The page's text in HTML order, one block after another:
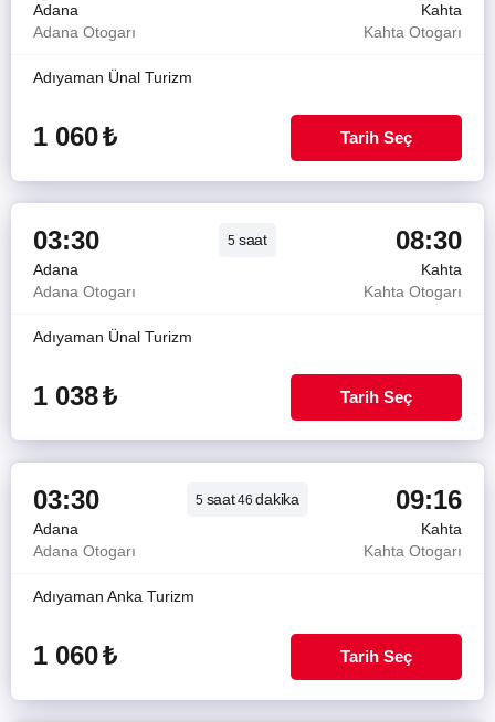
Adana
Kahta
Adana Otogarı
Kahta Otogarı
Adıyaman Ünal Turizm
1 060₺ Tarih Seç
03:30 5 saat 08:30
Adana
Kahta
Adana Otogarı
Kahta Otogarı
Adıyaman Ünal Turizm
1 038₺ Tarih Seç
03:30 5 saat46dakika 09:16
Adana
Kahta
Adana Otogarı
Kahta Otogarı
Adıyaman Anka Turizm
1 060₺ Tarih Seç